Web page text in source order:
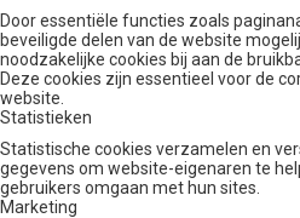
Door essentiële functies zoals
beveiligde delen van de website
noodzakelijke cookies bij aan de
Deze cookies zijn essentieel voor de
website.
Statistieken
Statistische cookies verzamelen en
gegevens om website-eigenaren te
gebruikers omgaan met hun sites.
Marketing